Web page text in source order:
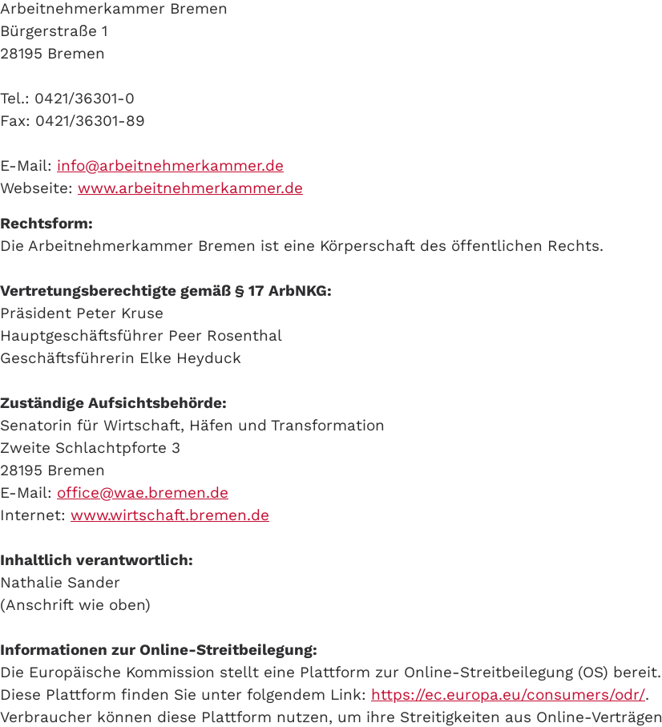
Arbeitnehmerkammer Bremen
Bürgerstraße 1
28195 Bremen
Tel.: 0421/36301-0
Fax: 0421/36301-89
E-Mail: info@arbeitnehmerkammer.de
Webseite: www.arbeitnehmerkammer.de
Rechtsform:
Die Arbeitnehmerkammer Bremen ist eine Körperschaft des öffentlichen Rechts.
Vertretungsberechtigte gemäß § 17 ArbNKG:
Präsident Peter Kruse
Hauptgeschäftsführer Peer Rosenthal
Geschäftsführerin Elke Heyduck
Zuständige Aufsichtsbehörde:
Senatorin für Wirtschaft, Häfen und Transformation
Zweite Schlachtpforte 3
28195 Bremen
E-Mail: office@wae.bremen.de
Internet: www.wirtschaft.bremen.de
Inhaltlich verantwortlich:
Nathalie Sander
(Anschrift wie oben)
Informationen zur Online-Streitbeilegung:
Die Europäische Kommission stellt eine Plattform zur Online-Streitbeilegung (OS) bereit.
Diese Plattform finden Sie unter folgendem Link: https://ec.europa.eu/consumers/odr/.
Verbraucher können diese Plattform nutzen, um ihre Streitigkeiten aus Online-Verträgen